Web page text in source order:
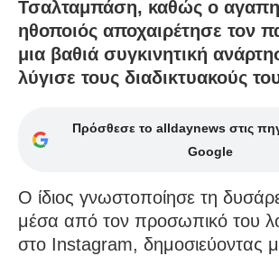
Τσαλταμπάση, καθώς ο
ηθοποιός αποχαιρέτησε τον
μια βαθιά συγκινητική
λύγισε τους διαδικτυακούς
Πρόσθεσε το alldaynews στις
Google
Ο ίδιος γνωστοποίησε τη
μέσα από τον προσωπικό του
στο Instagram, δημοσιεύοντας